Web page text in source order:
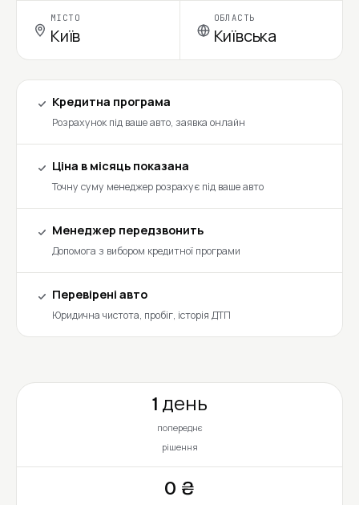
МІСТО
Київ
ОБЛАСТЬ
Київська
Кредитна програма
Розрахунок під ваше авто, заявка онлайн
Ціна в місяць показана
Точну суму менеджер розрахує під ваше авто
Менеджер передзвонить
Допомога з вибором кредитної програми
Перевірені авто
Юридична чистота, пробіг, історія ДТП
1 день
попереднє
рішення
0 ₴